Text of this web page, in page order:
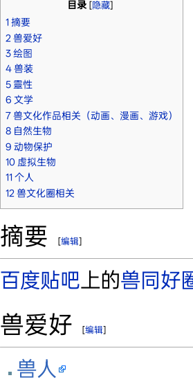
目录 [隐藏]
1 摘要
2 兽爱好
3 绘图
4 兽装
5 靈性
6 文学
7 兽文化作品相关（动画、漫画、游戏）
8 自然生物
9 动物保护
10 虚拟生物
11 个人
12 兽文化圈相关
摘要 [编辑]
百度贴吧上的兽同好
兽爱好 [编辑]
兽人